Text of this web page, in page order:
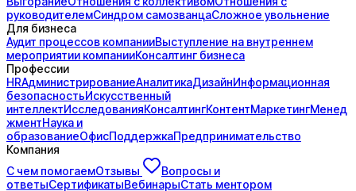
руководителемСиндром самозванцаСложное увольнение
Для бизнеса
Аудит процессов компанииВыступление на внутреннем
мероприятии компанииКонсалтинг бизнеса
Профессии
HRАдминистрированиеАналитикаДизайнИнформационная
безопасностьИскусственный
интеллектИсследованияКонсалтингКонтентМаркетингМенед
жментНаука и
образованиеОфисПоддержкаПредпринимательство
Компания
С чем помогаемОтзывы
Вопросы и
ответыСертификатыВебинарыСтать ментором